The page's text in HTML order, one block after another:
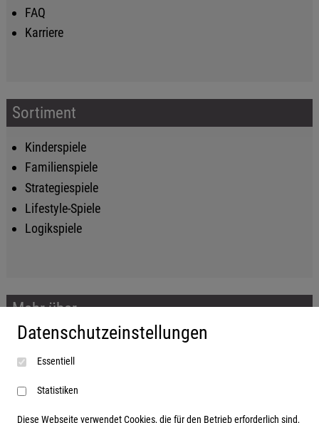
FAQ
Karriere
Sortiment
Kinderspiele
Familienspiele
Strategiespiele
Lifestyle-Spiele
Logikspiele
Mehr über...
Impressum
AGB
Datenschutzerklärung
Datenschutzeinstellungen
Essentiell
Statistiken
Diese Webseite verwendet Cookies, die für den Betrieb erforderlich sind,